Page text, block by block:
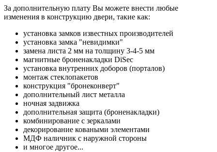
За дополнительную плату Вы можете внести любые
изменения в конструкцию двери, такие как:
установка замков известных производителей
установка замка "невидимки"
замена листа 2 мм на толщину 3-4-5 мм
магнитные броненакладки DiSec
установка внутренних доборов (порталов)
монтаж стеклопакетов
конструкция "бронеконверт"
дополнительный лист металла
ночная задвижка
дополнительная защита (броненакладки)
комбинирование с зеркалами
декорирование коваными элементами
МДФ наличник с наружной стороны
и многое другое...